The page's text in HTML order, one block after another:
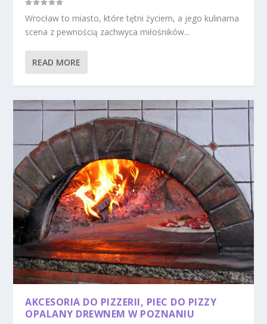
Wrocław to miasto, które tętni życiem, a jego kulinarna
scena z pewnością zachwyca miłośników...
READ MORE
AKCESORIA DO PIZZERII, PIEC DO PIZZY
OPALANY DREWNEM W POZNANIU